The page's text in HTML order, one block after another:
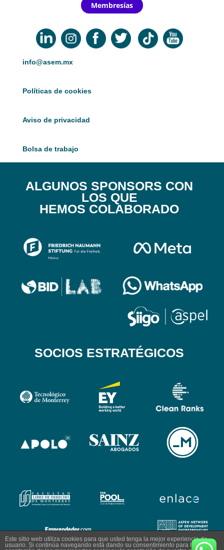
Membresías
info@asem.mx
Políticas de cookies
Aviso de privacidad
Bolsa de trabajo
ALGUNOS SPONSORS CON
LOS QUE
HEMOS COLABORADO
SOCIOS ESTRATÉGICOS
Este sitio web utiliza cookies para que usted tenga la mejor experiencia de
usuario. Si continúa navegando está dando su consentimiento para la